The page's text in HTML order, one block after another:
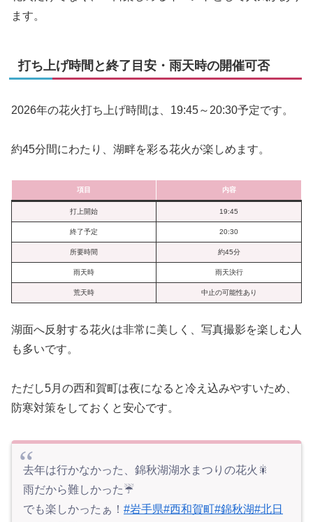
ます。
打ち上げ時間と終了目安・雨天時の開催可否
2026年の花火打ち上げ時間は、19:45～20:30予定です。
約45分間にわたり、湖畔を彩る花火が楽しめます。
項目 内容
打上開始 19:45
終了予定 20:30
所要時間 約45分
雨天時 雨天決行
荒天時 中止の可能性あり
湖面へ反射する花火は非常に美しく、写真撮影を楽しむ人
も多いです。
ただし5月の西和賀町は夜になると冷え込みやすいため、
防寒対策をしておくと安心です。
去年は行かなかった、錦秋湖湖水まつりの花火🎇
雨だから難しかった☔
でも楽しかったぁ！ #岩手県#西和賀町#錦秋湖#北日